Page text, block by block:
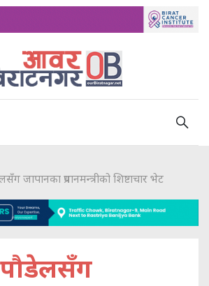
जापानका प्रधानमन्त्रीको शिष्टाचार भेट
पौडेलसँग